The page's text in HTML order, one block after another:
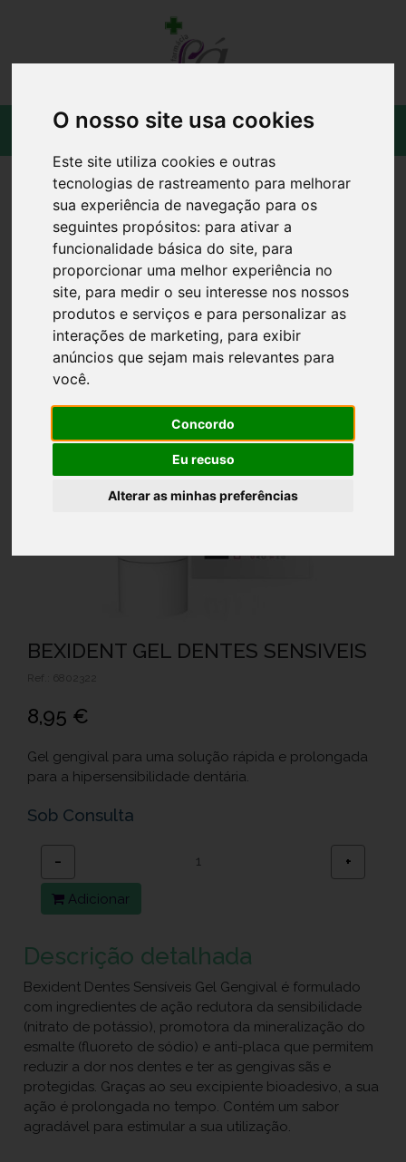
O nosso site usa cookies
Este site utiliza cookies e outras
tecnologias de rastreamento para melhorar
sua experiência de navegação para os
seguintes propósitos: para ativar a
funcionalidade básica do site, para
proporcionar uma melhor experiência no
site, para medir o seu interesse nos nossos
produtos e serviços e para personalizar as
interações de marketing, para exibir
anúncios que sejam mais relevantes para
você.
Concordo
Eu recuso
Alterar as minhas preferências
BEXIDENT GEL DENTES SENSIVEIS
Ref.: 6802322
8,95 €
Gel gengival para uma solução rápida e prolongada
para a hipersensibilidade dentária.
Sob Consulta
− +
Adicionar
Descrição detalhada
Bexident Dentes Sensíveis Gel Gengival é formulado
com ingredientes de ação redutora da sensibilidade
(nitrato de potássio), promotora da mineralização do
esmalte (fluoreto de sódio) e anti-placa que permitem
reduzir a dor nos dentes e ter as gengivas sãs e
protegidas. Graças ao seu excipiente bioadesivo, a sua
ação é prolongada no tempo. Contém um sabor
agradável para estimular a sua utilização.